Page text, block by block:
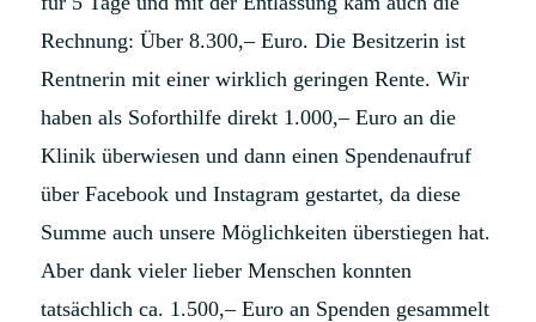
Rechnung: Über 8.300,– Euro. Die Besitzerin ist
Rentnerin mit einer wirklich geringen Rente. Wir
haben als Soforthilfe direkt 1.000,– Euro an die
Klinik überwiesen und dann einen Spendenaufruf
über Facebook und Instagram gestartet, da diese
Summe auch unsere Möglichkeiten überstiegen hat.
Aber dank vieler lieber Menschen konnten
tatsächlich ca. 1.500,– Euro an Spenden gesammelt